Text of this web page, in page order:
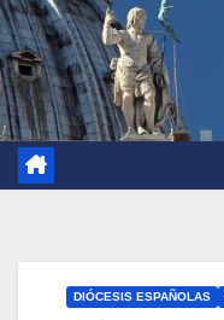
DIÓCESIS ESPAÑOLAS